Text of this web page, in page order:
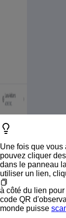
Une fois que vous
pouvez cliquer
dans le panneau
utiliser un lien,
à côté du lien
code QR
monde puisse